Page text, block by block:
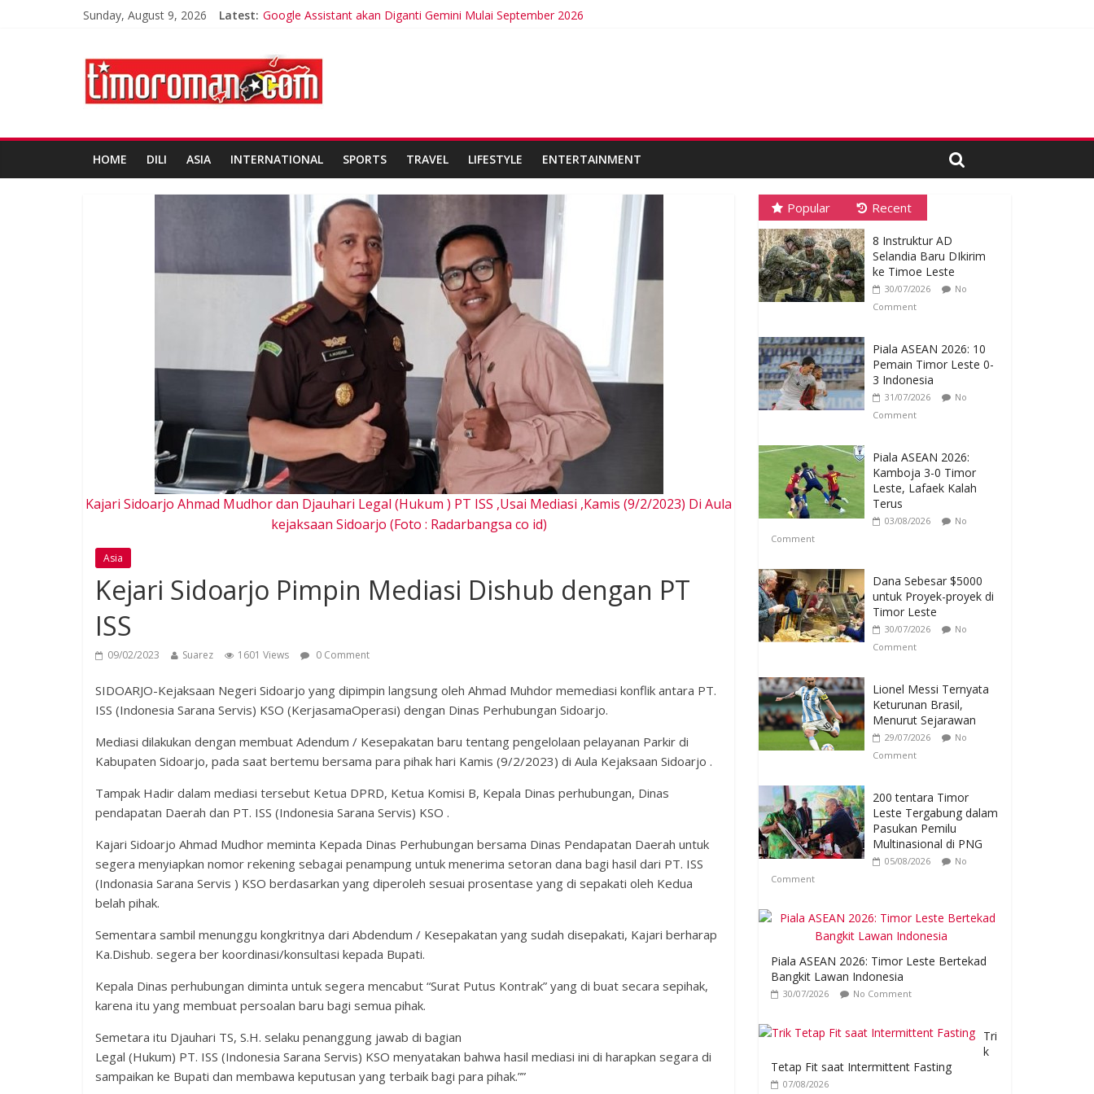
Sunday, August 9, 2026 Latest: Google Assistant akan Diganti Gemini Mulai September 2026
Timor-Leste Meluncurkan Kabel Bawah Laut Internasional Pertama
Friends of Lacluta Bangga Membina Kepemimpinan Lokal di Timor Leste
Kelebihan Protein Bisa Berdampak Buruk bagi Kesehatan
HOME DILI ASIA INTERNATIONAL SPORTS TRAVEL LIFESTYLE ENTERTAINMENT
Kajari Sidoarjo Ahmad Mudhor dan Djauhari Legal (Hukum ) PT ISS ,Usai Mediasi ,Kamis (9/2/2023) Di Aula
kejaksaan Sidoarjo (Foto : Radarbangsa co id)
Asia
Kejari Sidoarjo Pimpin Mediasi Dishub dengan PT
ISS
09/02/2023 Suarez 1601 Views 0 Comment
SIDOARJO-Kejaksaan Negeri Sidoarjo yang dipimpin langsung oleh Ahmad Muhdor memediasi konflik antara PT.
ISS (Indonesia Sarana Servis) KSO (KerjasamaOperasi) dengan Dinas Perhubungan Sidoarjo.
Mediasi dilakukan dengan membuat Adendum / Kesepakatan baru tentang pengelolaan pelayanan Parkir di
Kabupaten Sidoarjo, pada saat bertemu bersama para pihak hari Kamis (9/2/2023) di Aula Kejaksaan Sidoarjo .
Tampak Hadir dalam mediasi tersebut Ketua DPRD, Ketua Komisi B, Kepala Dinas perhubungan, Dinas
pendapatan Daerah dan PT. ISS (Indonesia Sarana Servis) KSO .
Kajari Sidoarjo Ahmad Mudhor meminta Kepada Dinas Perhubungan bersama Dinas Pendapatan Daerah untuk
segera menyiapkan nomor rekening sebagai penampung untuk menerima setoran dana bagi hasil dari PT. ISS
(Indonasia Sarana Servis ) KSO berdasarkan yang diperoleh sesuai prosentase yang di sepakati oleh Kedua
belah pihak.
Sementara sambil menunggu kongkritnya dari Abdendum / Kesepakatan yang sudah disepakati, Kajari berharap
Ka.Dishub. segera ber koordinasi/konsultasi kepada Bupati.
Kepala Dinas perhubungan diminta untuk segera mencabut “Surat Putus Kontrak” yang di buat secara sepihak,
karena itu yang membuat persoalan baru bagi semua pihak.
Semetara itu Djauhari TS, S.H. selaku penanggung jawab di bagian
Legal (Hukum) PT. ISS (Indonesia Sarana Servis) KSO menyatakan bahwa hasil mediasi ini di harapkan segara di
sampaikan ke Bupati dan membawa keputusan yang terbaik bagi para pihak.””
Popular Recent
8 Instruktur AD
Selandia Baru DIkirim
ke Timoe Leste
30/07/2026
No
Comment
Piala ASEAN 2026: 10
Pemain Timor Leste 0-
3 Indonesia
31/07/2026
No
Comment
Piala ASEAN 2026:
Kamboja 3-0 Timor
Leste, Lafaek Kalah
Terus
03/08/2026
No
Comment
Dana Sebesar $5000
untuk Proyek-proyek di
Timor Leste
30/07/2026
No
Comment
Lionel Messi Ternyata
Keturunan Brasil,
Menurut Sejarawan
29/07/2026
No
Comment
200 tentara Timor
Leste Tergabung dalam
Pasukan Pemilu
Multinasional di PNG
05/08/2026
No
Comment
Piala ASEAN 2026: Timor Leste Bertekad
Bangkit Lawan Indonesia
30/07/2026 No Comment
Tri
k
Tetap Fit saat Intermittent Fasting
07/08/2026